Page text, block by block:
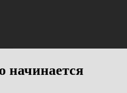
начинается